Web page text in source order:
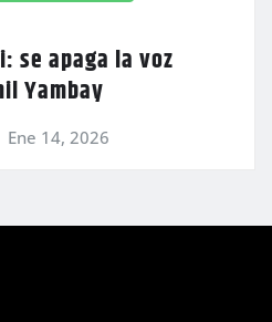
se apaga la voz
Yambay
Ene 14, 2026